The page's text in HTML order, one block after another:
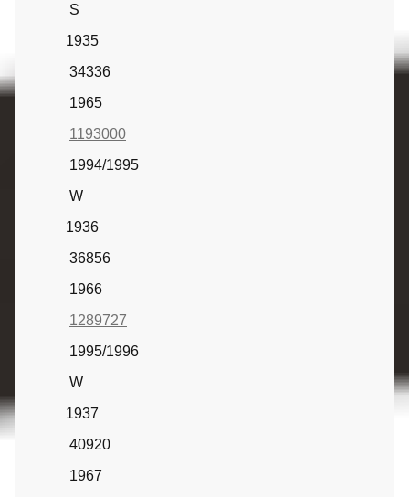
S
1935
34336
1965
1193000
1994/1995
W
1936
36856
1966
1289727
1995/1996
W
1937
40920
1967